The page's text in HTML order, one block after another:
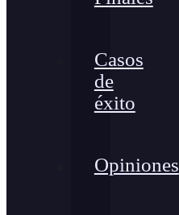
Casos
de
éxito
Opiniones